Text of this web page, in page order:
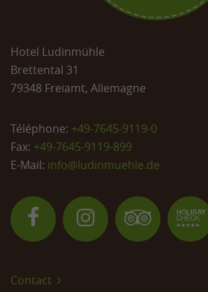
Hotel Ludinmühle
Brettental 31
79348 Freiamt, Allemagne
Téléphone: +49-7645-9119-0
Fax: +49-7645-9119-899
E-Mail: info@ludinmuehle.de
Contact